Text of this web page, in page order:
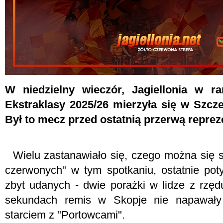
W niedzielny wieczór, Jagiellonia w
Ekstraklasy 2025/26 mierzyła się w
Był to mecz przed ostatnią przerwą
Wielu zastanawiało się, czego można się
czerwonych" w tym spotkaniu, ostatnie
zbyt udanych - dwie porażki w lidze z
sekundach remis w Skopje nie
starciem z "Portowcami".